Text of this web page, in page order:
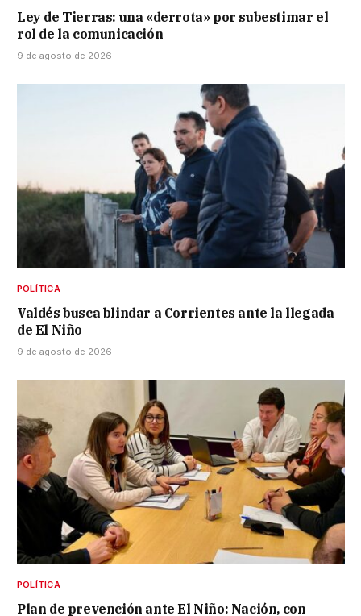
Ley de Tierras: una «derrota» por subestimar el
rol de la comunicación
9 de agosto de 2026
POLÍTICA
Valdés busca blindar a Corrientes ante la llegada
de El Niño
9 de agosto de 2026
POLÍTICA
Plan de prevención ante El Niño: Nación, con